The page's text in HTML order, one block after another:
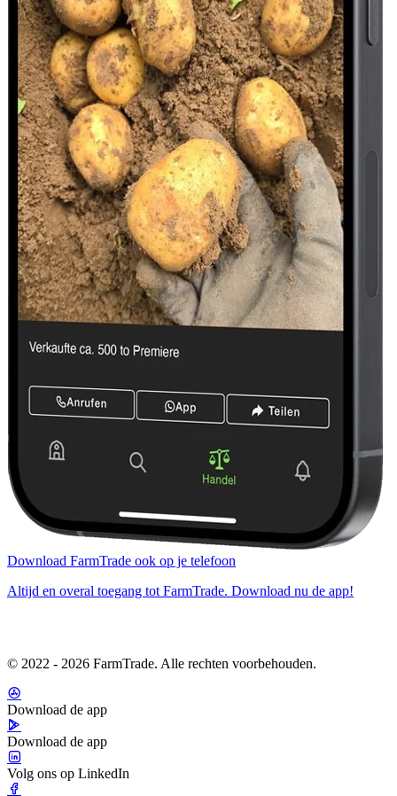
Download FarmTrade ook op je telefoon
Altijd en overal toegang tot FarmTrade. Download nu de app!
© 2022 - 2026 FarmTrade. Alle rechten voorbehouden.
Download de app
Download de app
Volg ons op LinkedIn